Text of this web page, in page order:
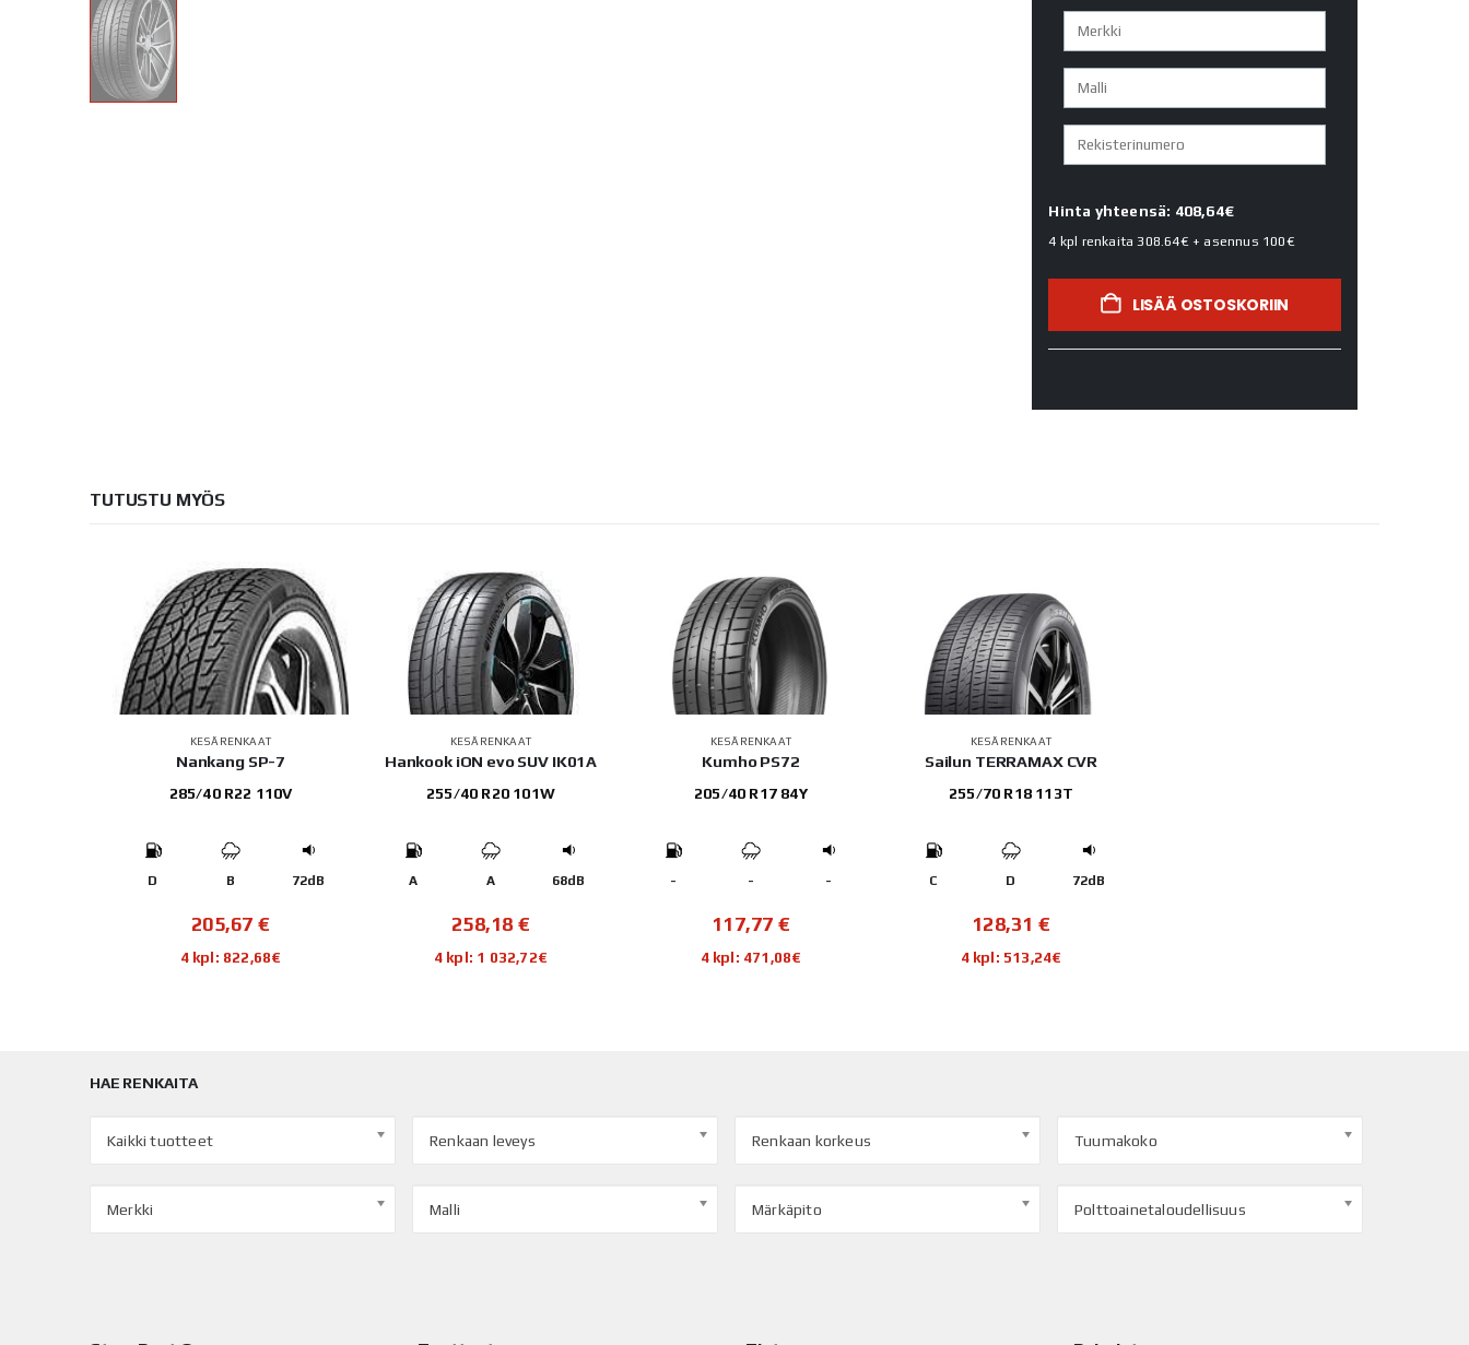
Hinta yhteensä: 408,64€
4 kpl renkaita308.64€+ asennus 100€
LISÄÄ OSTOSKORIIN
TUTUSTU MYÖS
KESÄRENKAAT
Nankang SP-7
285/40 R22 110V
D B 72dB
205,67 €
4 kpl: 822,68€
KESÄRENKAAT
Hankook iON evo SUV IK01A
255/40 R20 101W
A A 68dB
258,18 €
4 kpl: 1 032,72€
KESÄRENKAAT
Kumho PS72
205/40 R17 84Y
- - -
117,77 €
4 kpl: 471,08€
KESÄRENKAAT
Sailun TERRAMAX CVR
255/70 R18 113T
C D 72dB
128,31 €
4 kpl: 513,24€
HAE RENKAITA
Kaikki tuotteet Renkaan leveys Renkaan korkeus Tuumakoko
Merkki Malli Märkäpito Polttoainetaloudellisuus